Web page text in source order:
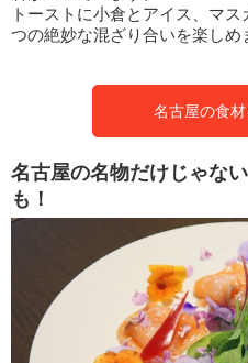
トーストに小倉とアイス、マ
つの絶妙な混ざり合いを楽しめ
名古屋の食材
名古屋の名物だけじゃな
も！